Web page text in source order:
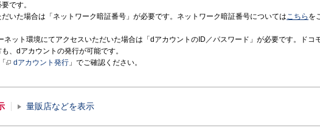
です。
だいた場合は「ネットワーク暗証番号」が必要です。ネットワーク暗証番号についてはこちら を
ネット環境にてアクセスいただいた場合は「dアカウントのID／パスワード」が必要です。ドコ
、dアカウントの発行が可能です。
dアカウント発行 」でご確認ください。
量販店などを表示